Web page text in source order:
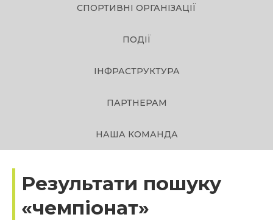
СПОРТИВНІ ОРГАНІЗАЦІЇ
ПОДІЇ
ІНФРАСТРУКТУРА
ПАРТНЕРАМ
НАША КОМАНДА
Результати пошуку
«чемпіонат»